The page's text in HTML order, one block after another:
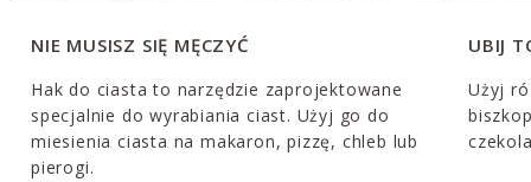
NIE MUSISZ SIĘ MĘCZYĆ
Hak do ciasta to narzędzie zaprojektowane
specjalnie do wyrabiania ciast. Użyj go do
miesienia ciasta na makaron, pizzę, chleb lub
pierogi.
UBIJ
Użyj